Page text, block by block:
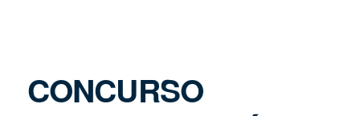
CONCURSO